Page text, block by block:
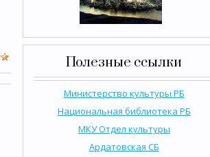
Полезные ссылки
Министерство культуры РБ
Национальная библиотека РБ
МКУ Отдел культуры
Ардатовская СБ